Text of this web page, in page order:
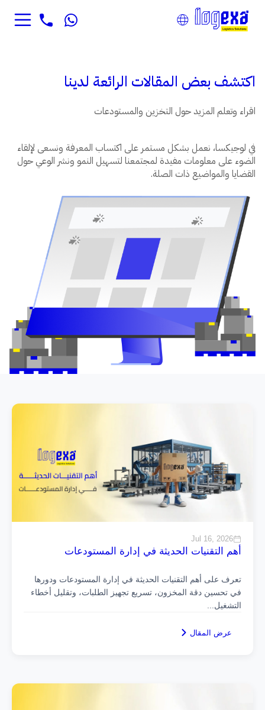
اكتشف بعض المقالات الرائعة لدينا
اقراء وتعلم المزيد حول التخزين والمستودعات
في لوجيكسا، نعمل بشكل مستمر على اكتساب المعرفة ونسعى لإلقاء
الضوء على معلومات مفيدة لمجتمعنا لتسهيل النمو ونشر الوعي حول
القضايا والمواضيع ذات الصلة.
Jul 16, 2026
أهم التقنيات الحديثة في إدارة المستودعات
تعرف على أهم التقنيات الحديثة في إدارة المستودعات ودورها
في تحسين دقة المخزون، تسريع تجهيز الطلبات، وتقليل أخطاء
التشغيل
عرض المقال